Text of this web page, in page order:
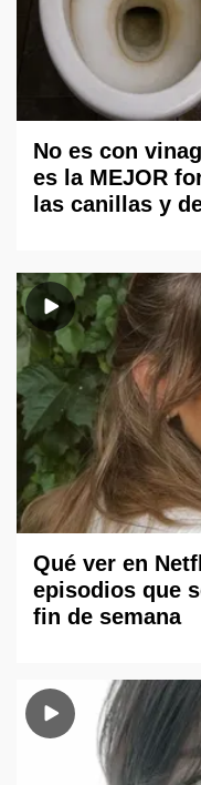
No es con
es la MEJOR
las canillas y
Qué ver en
episodios que
fin de semana